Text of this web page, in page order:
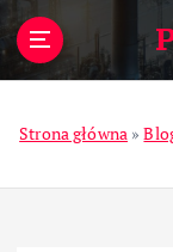
Strona główna »